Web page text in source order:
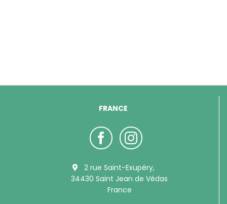
FRANCE
2 rue Saint-Exupéry,
34430 Saint Jean de Védas
France